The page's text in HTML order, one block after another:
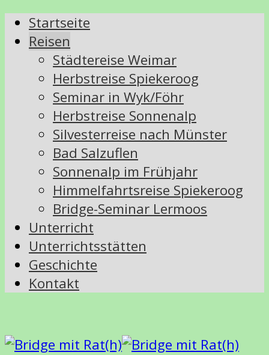
Startseite
Reisen
Städtereise Weimar
Herbstreise Spiekeroog
Seminar in Wyk/Föhr
Herbstreise Sonnenalp
Silvesterreise nach Münster
Bad Salzuflen
Sonnenalp im Frühjahr
Himmelfahrtsreise Spiekeroog
Bridge-Seminar Lermoos
Unterricht
Unterrichtsstätten
Geschichte
Kontakt